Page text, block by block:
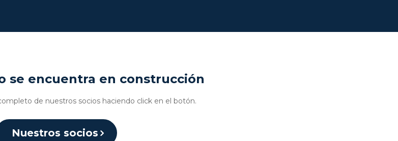
se encuentra en construcción
de nuestros socios haciendo click en el botón.
Nuestros socios